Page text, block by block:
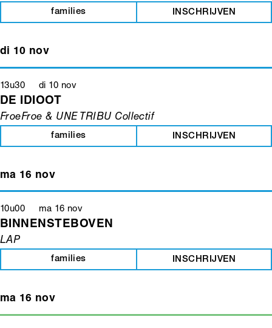
families INSCHRIJVEN
di 10 nov
13u30 di 10 nov
DE IDIOOT
FroeFroe & UNE TRIBU Collectif
families INSCHRIJVEN
ma 16 nov
10u00 ma 16 nov
BINNENSTEBOVEN
LAP
families INSCHRIJVEN
ma 16 nov